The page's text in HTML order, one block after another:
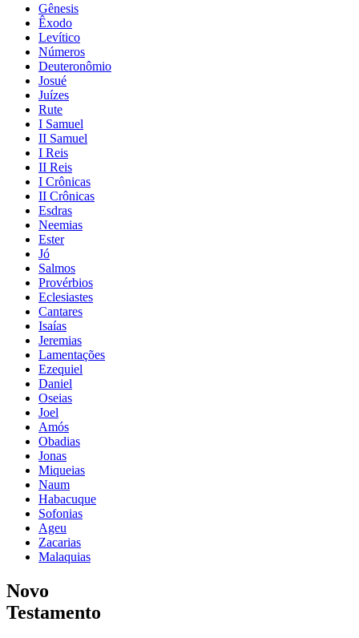
Gênesis
Êxodo
Levítico
Números
Deuteronômio
Josué
Juízes
Rute
I Samuel
II Samuel
I Reis
II Reis
I Crônicas
II Crônicas
Esdras
Neemias
Ester
Jó
Salmos
Provérbios
Eclesiastes
Cantares
Isaías
Jeremias
Lamentações
Ezequiel
Daniel
Oseias
Joel
Amós
Obadias
Jonas
Miqueias
Naum
Habacuque
Sofonias
Ageu
Zacarias
Malaquias
Novo
Testamento